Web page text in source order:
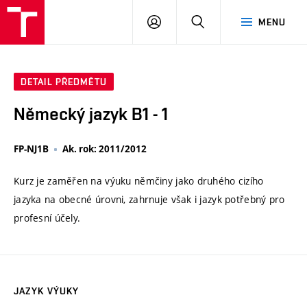
MENU
PŘIHLÁSIT
DETAIL PŘEDMĚTU
Německý jazyk B1 - 1
FP-NJ1B Ak. rok: 2011/2012
Kurz je zaměřen na výuku němčiny jako druhého cizího
jazyka na obecné úrovni, zahrnuje však i jazyk potřebný pro
profesní účely.
JAZYK VÝUKY